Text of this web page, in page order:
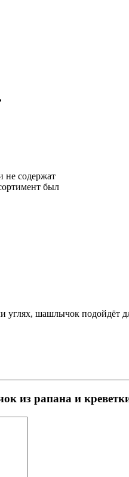
не содержат
был
углях, шашлычок
из рапана и